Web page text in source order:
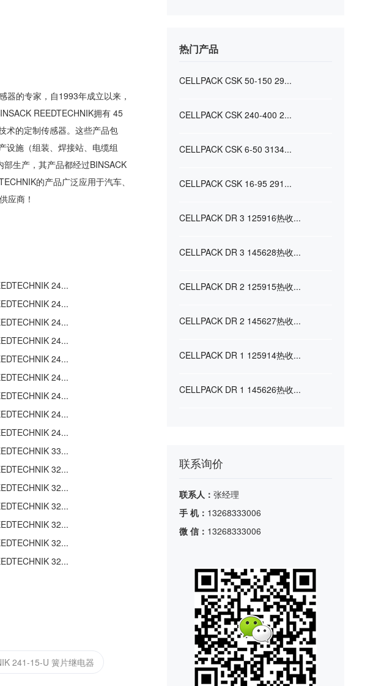
器的专家，自1993年成立以来，
REEDTECHNIK拥有 45
术的定制传感器。这些产品包
设施（组装、焊接站、电缆组
生产，其产品都经过BINSACK
的产品广泛应用于汽车、
应商！
24...
24...
24...
24...
24...
24...
24...
24...
24...
33...
32...
32...
32...
32...
32...
32...
241-15-U 簧片继电器
热门产品
CELLPACK CSK 50-150 29...
CELLPACK CSK 240-400 2...
CELLPACK CSK 6-50 3134...
CELLPACK CSK 16-95 291...
CELLPACK DR 3 125916热收...
CELLPACK DR 3 145628热收...
CELLPACK DR 2 125915热收...
CELLPACK DR 2 145627热收...
CELLPACK DR 1 125914热收...
CELLPACK DR 1 145626热收...
联系询价
联系人： 张经理
手 机： 13268333006
微 信： 13268333006